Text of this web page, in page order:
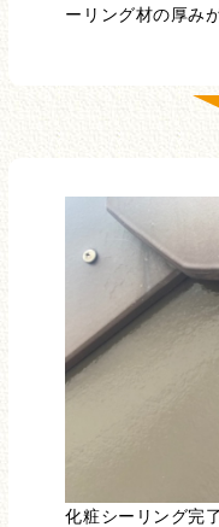
ーリング材の厚み
化粧シーリング完